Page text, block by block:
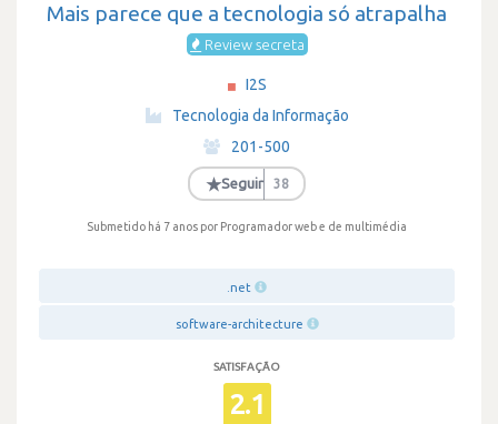
Mais parece que a tecnologia só atrapalha
Review secreta
I2S
Tecnologia da Informação
·
201-500
·
★Seguir 38
Submetido há 7 anos por Programador web e de multimédia
.net
software-architecture
SATISFAÇÃO
2.1